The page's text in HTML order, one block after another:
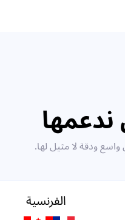
ندعمها
ودقة لا مثيل لها.
الفرنسية